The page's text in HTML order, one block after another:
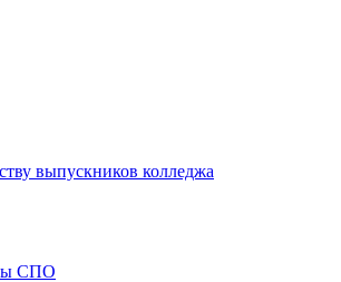
выпускников колледжа
СПО